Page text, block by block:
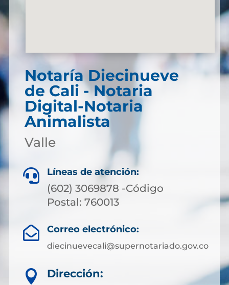
Notaría Diecinueve
de Cali - Notaria
Digital-Notaria
Animalista
Valle
 Líneas de atención:
(602) 3069878 -Código
Postal: 760013
 Correo electrónico:
diecinuevecali@supernotariado.gov.co

Dirección: